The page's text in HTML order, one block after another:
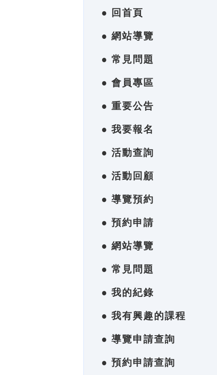
● 回首頁
● 網站導覽
● 常見問題
● 會員專區
● 重要公告
● 我要報名
● 活動查詢
● 活動回顧
● 導覽預約
● 預約申請
● 網站導覽
● 常見問題
● 我的紀錄
● 我有興趣的課程
● 導覽申請查詢
● 預約申請查詢